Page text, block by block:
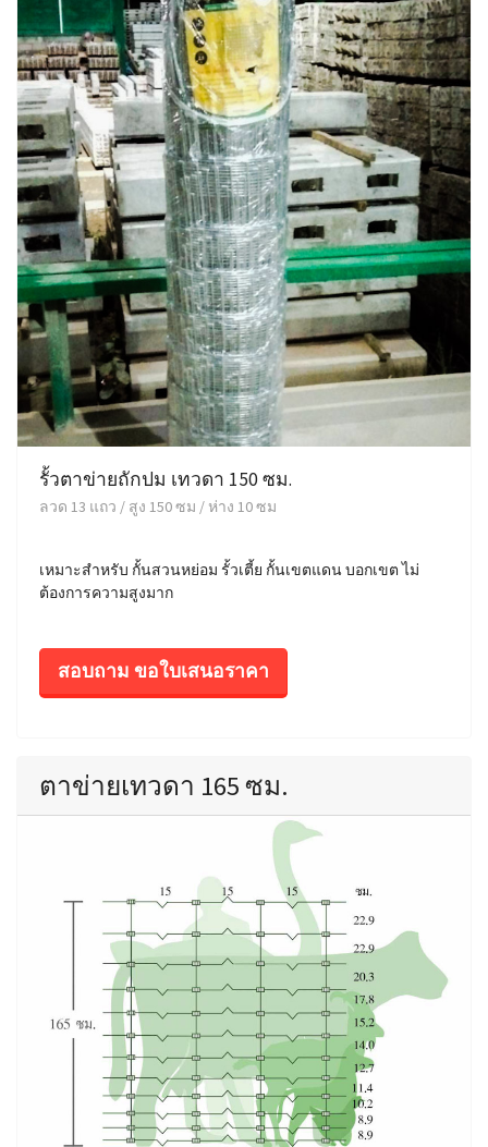
รั้วตาข่ายถักปม เทวดา 150 ซม.
ลวด 13 แถว / สูง 150 ซม / ห่าง 10 ซม
เหมาะสำหรับ กั้นสวนหย่อม รั้วเตี้ย กั้นเขตแดน บอกเขต ไม่
ต้องการความสูงมาก
สอบถาม ขอใบเสนอราคา
ตาข่ายเทวดา 165 ซม.